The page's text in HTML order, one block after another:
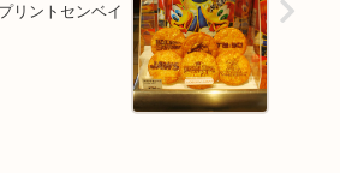
プリントセンベイ